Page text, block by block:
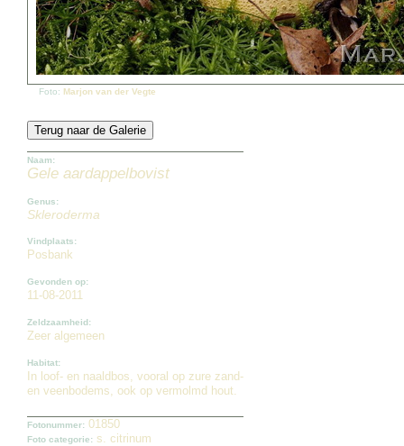
Foto: Marjon van der Vegte
Naam:
Gele aardappelbovist
Genus:
Skleroderma
Vindplaats:
Posbank
Gevonden op:
11-08-2011
Zeldzaamheid:
Zeer algemeen
Habitat:
In loof- en naaldbos, vooral op zure zand-
en veenbodems, ook op vermolmd hout.
Fotonummer: 01850
Foto categorie: s. citrinum